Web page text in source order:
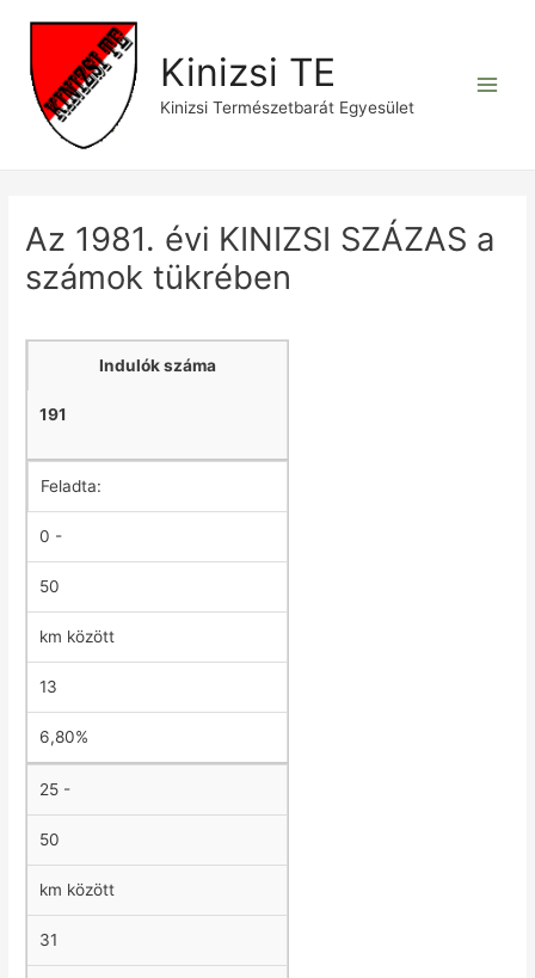
content
Kinizsi TE
Kinizsi Természetbarát Egyesület
Az 1981. évi KINIZSI SZÁZAS a
számok tükrében
Indulók száma
191
Feladta:
0 -
50
km között
13
6,80%
25 -
50
km között
31